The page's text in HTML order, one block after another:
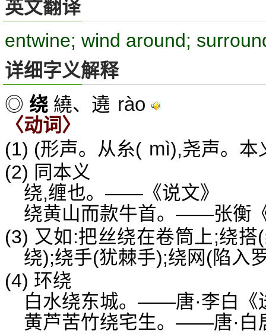
英文翻译
entwine; wind around;
详细字义解释
◎ 绕 繞、遶 rào
〈动词〉
(1) (形声。从糸( mì),尧声。本
(2) 同本义
绕,缠也。——《说文》
绕黄山而款牛首。——张衡
(3) 又如:把丝绕在卷筒上;绕
绕);绕手(犹棘手);绕网(陷入
(4) 环绕
白水绕东城。——唐·李白《
黄芦苦竹绕宅生。——唐·白